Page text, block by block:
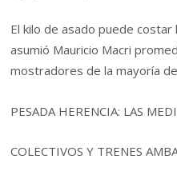
El kilo de asado puede
asumió Mauricio Macri
mostradores de la mayoría
PESADA HERENCIA: LAS
COLECTIVOS Y TRENES